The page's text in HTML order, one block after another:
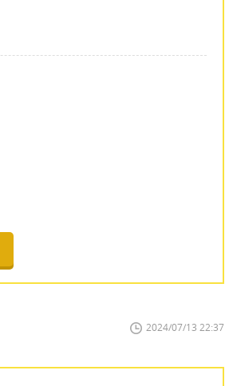
2024/07/13 22:37